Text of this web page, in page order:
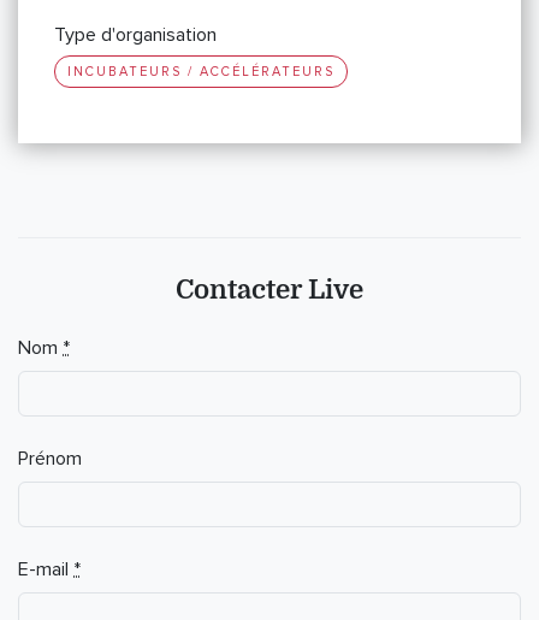
Type d'organisation
INCUBATEURS / ACCÉLÉRATEURS
Contacter Live
Nom *
Prénom
E-mail *